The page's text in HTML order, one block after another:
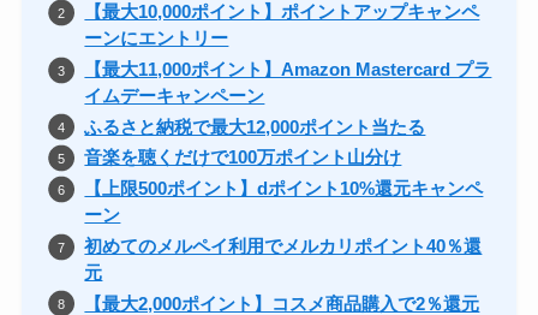
【最大10,000ポイント】ポイントアップキャンペ
ーンにエントリー
【最大11,000ポイント】Amazon Mastercard プラ
イムデーキャンペーン
ふるさと納税で最大12,000ポイント当たる
音楽を聴くだけで100万ポイント山分け
【上限500ポイント】dポイント10%還元キャンペ
ーン
初めてのメルペイ利用でメルカリポイント40％還
元
【最大2,000ポイント】コスメ商品購入で2％還元